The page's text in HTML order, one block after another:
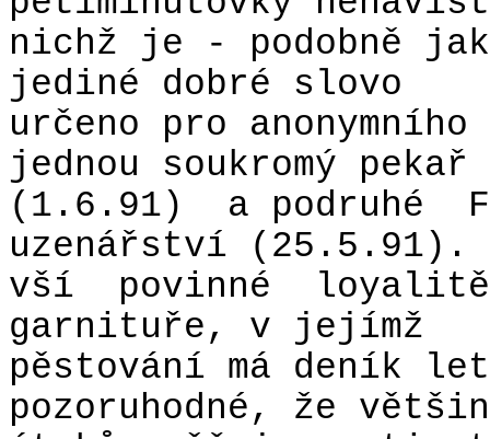
nichž je - podobně
jediné dobré slovo
určeno pro
jednou soukromý pekař
(1.6.91)
a podruhé
uzenářství (25.5.91).
vší
povinné
loyalitě
garnituře, v jejímž
pěstování má deník
pozoruhodné, že